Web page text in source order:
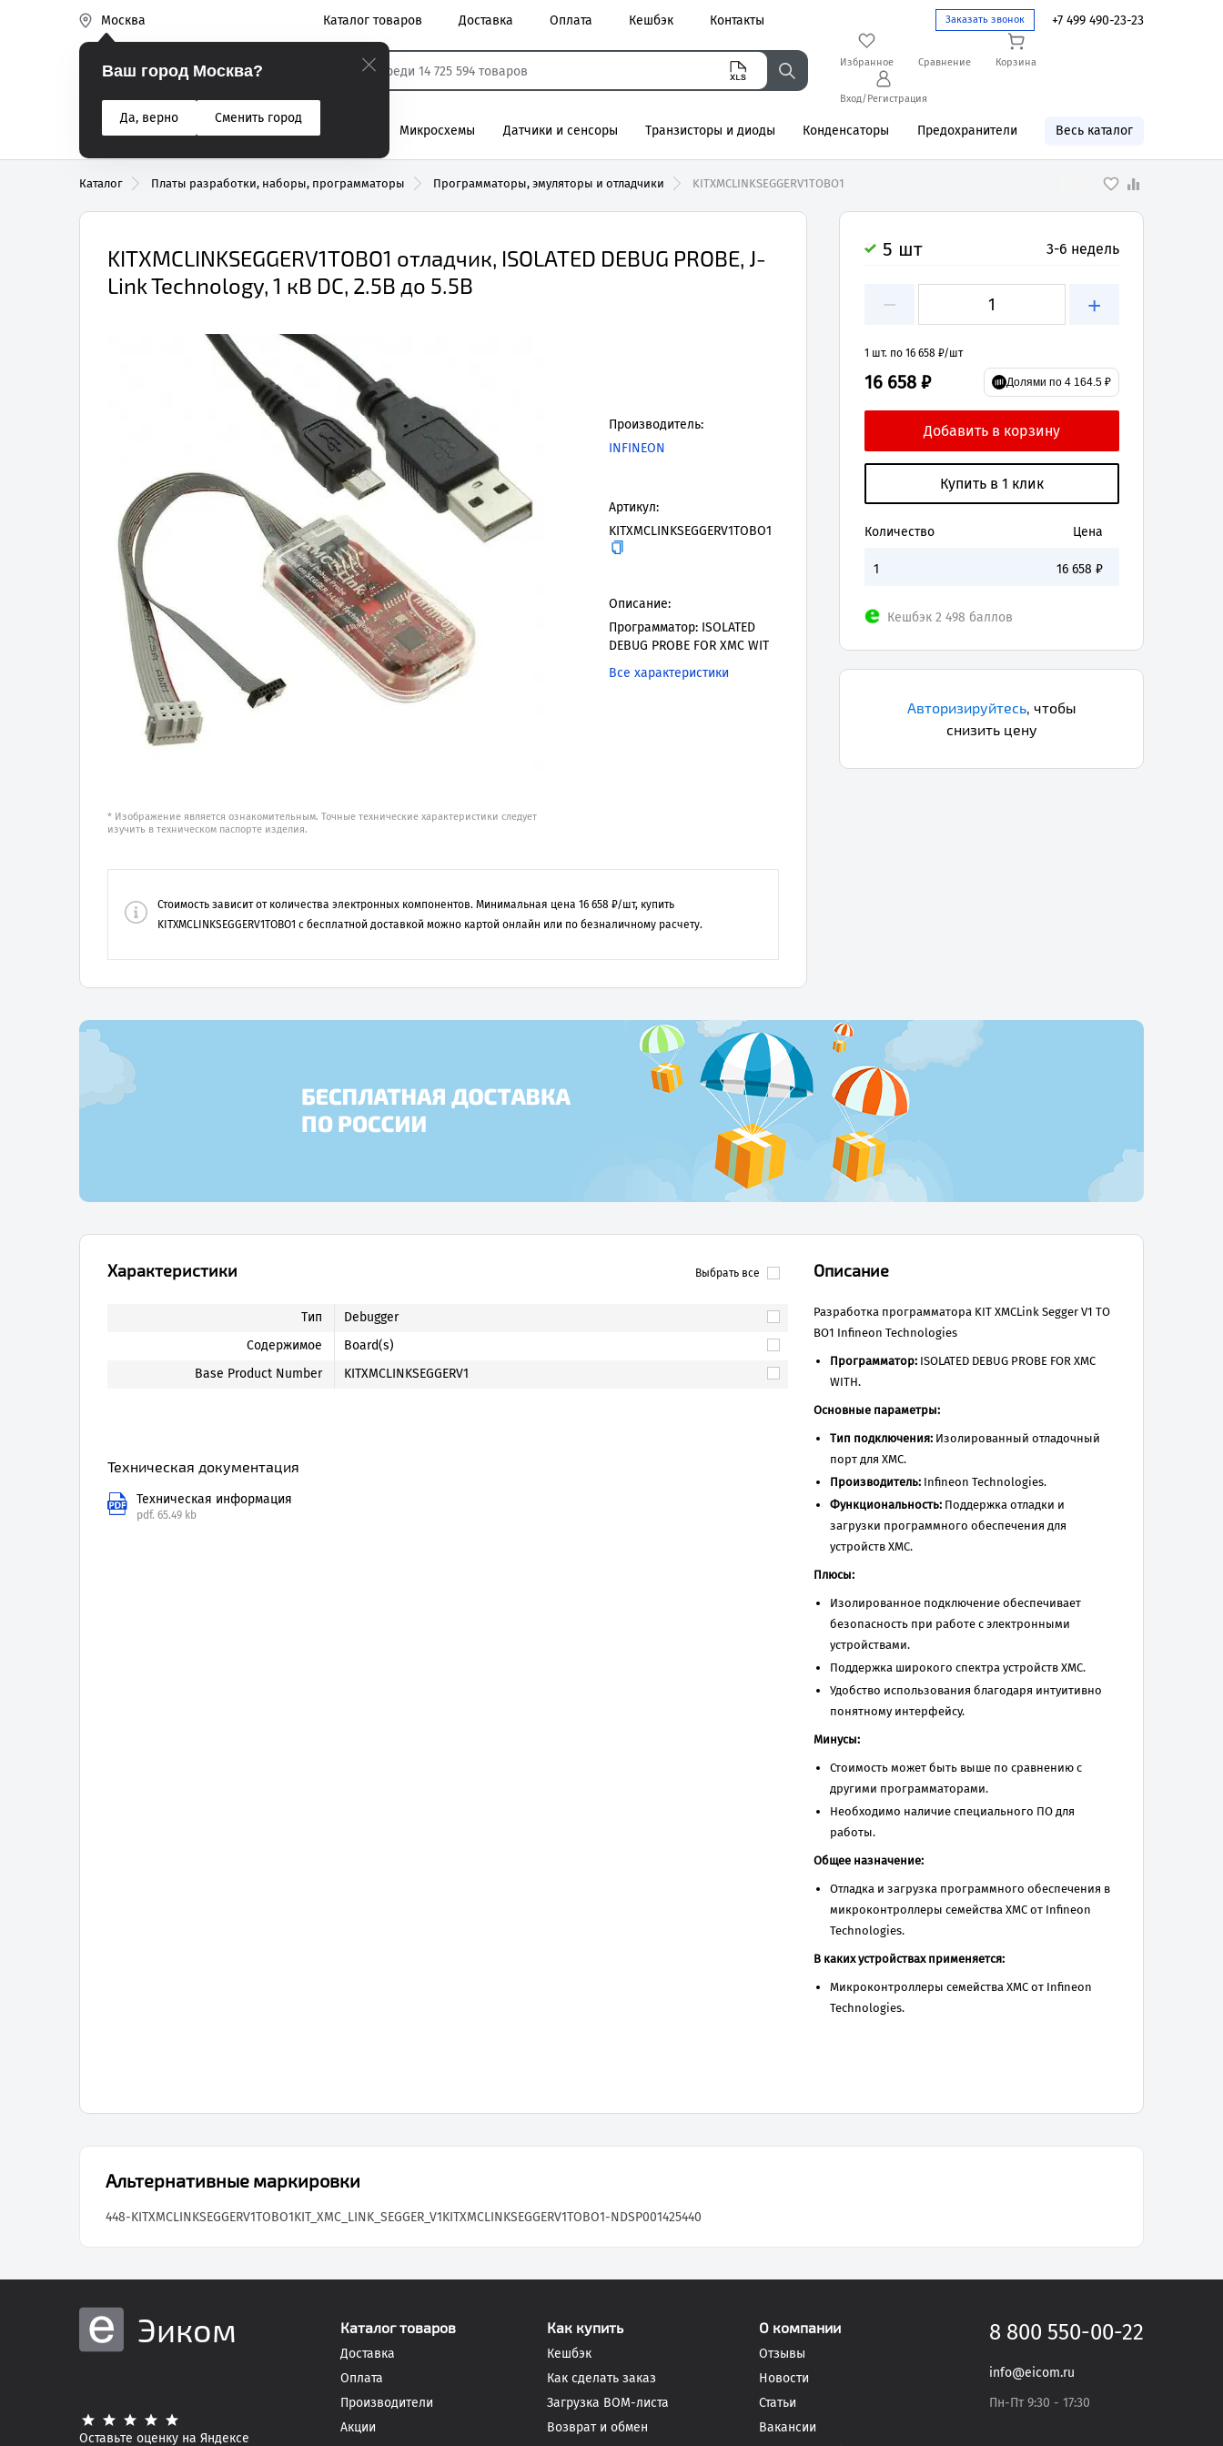
Москва Заказать звонок +7 499 490-23-23
Каталог товаров Доставка Оплата Кешбэк Контакты
Реле электромагнитные
Эиком Избранное Сравнение Корзина
Вход/Регистрация
Ваш город Москва?
Да, верно
Сменить город
% Акции
Разъемы Вентиляторы Микросхемы Датчики и сенсоры Транзисторы и диоды Конденсаторы Предохранители Весь каталог
Каталог Платы разработки, наборы, программаторы Программаторы, эмуляторы и отладчики KITXMCLINKSEGGERV1TOBO1
KITXMCLINKSEGGERV1TOBO1 отладчик, ISOLATED DEBUG PROBE, J-
Link Technology, 1 кВ DC, 2.5В до 5.5В
* Изображение является ознакомительным. Точные технические характеристики следует
изучить в техническом паспорте изделия.
Производитель:
INFINEON
Артикул:
KITXMCLINKSEGGERV1TOBO1
Описание:
Программатор: ISOLATED
DEBUG PROBE FOR XMC WIT
Все характеристики
Стоимость зависит от количества электронных компонентов. Минимальная цена 16 658 ₽/шт, купить
KITXMCLINKSEGGERV1TOBO1 с бесплатной доставкой можно картой онлайн или по безналичному расчету.
5 шт 3-6 недель
− +
1 шт. по 16 658 ₽/шт
16 658 ₽ Долями по 4 164.5 ₽
Количество Цена
1 16 658 ₽
Кешбэк 2 498 баллов
Авторизируйтесь, чтобы
снизить цену
Выбрать все
Характеристики
Тип
Debugger
Содержимое
Board(s)
Base Product Number
KITXMCLINKSEGGERV1
Техническая документация
Техническая информация
pdf. 65.49 kb
Описание
Разработка программатора KIT XMCLink Segger V1 TO
BO1 Infineon Technologies
Программатор:ISOLATED DEBUG PROBE FOR XMC
WITH.
Основные параметры:
Тип подключения:Изолированный отладочный
порт для XMC.
Производитель:Infineon Technologies.
Функциональность:Поддержка отладки и
загрузки программного обеспечения для
устройств XMC.
Плюсы:
Изолированное подключение обеспечивает
безопасность при работе с электронными
устройствами.
Поддержка широкого спектра устройств XMC.
Удобство использования благодаря интуитивно
понятному интерфейсу.
Минусы:
Стоимость может быть выше по сравнению с
другими программаторами.
Необходимо наличие специального ПО для
работы.
Общее назначение:
Отладка и загрузка программного обеспечения в
микроконтроллеры семейства XMC от Infineon
Technologies.
В каких устройствах применяется:
Микроконтроллеры семейства XMC от Infineon
Technologies.
Альтернативные маркировки
448-KITXMCLINKSEGGERV1TOBO1KIT_XMC_LINK_SEGGER_V1KITXMCLINKSEGGERV1TOBO1-NDSP001425440
Эиком
Оставьте оценку на Яндексе
Каталог товаров
Доставка
Оплата
Производители
Акции
Как купить
Кешбэк
Как сделать заказ
Загрузка BOM-листа
Возврат и обмен
О компании
Отзывы
Новости
Статьи
Вакансии
8 800 550-00-22
info@eicom.ru
Пн-Пт 9:30 - 17:30